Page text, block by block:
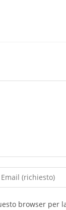
browser per